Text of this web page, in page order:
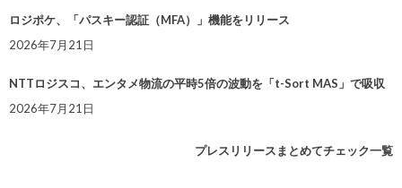
ロジポケ、「パスキー認証（MFA）」機能をリリース
2026年7月21日
NTTロジスコ、エンタメ物流の平時5倍の波動を「t-Sort MAS」で吸収
2026年7月21日
プレスリリースまとめてチェック一覧